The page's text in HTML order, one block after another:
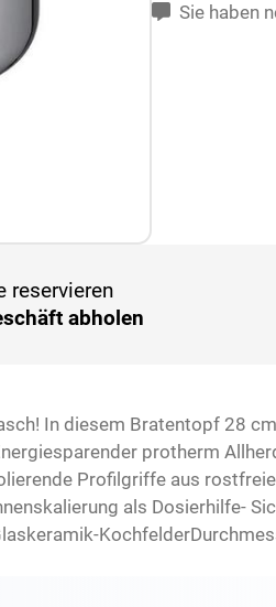
Sie haben
reservieren
abholen
In diesem Bratentopf 28
protherm
Profilgriffe aus
als Dosierhilfe-